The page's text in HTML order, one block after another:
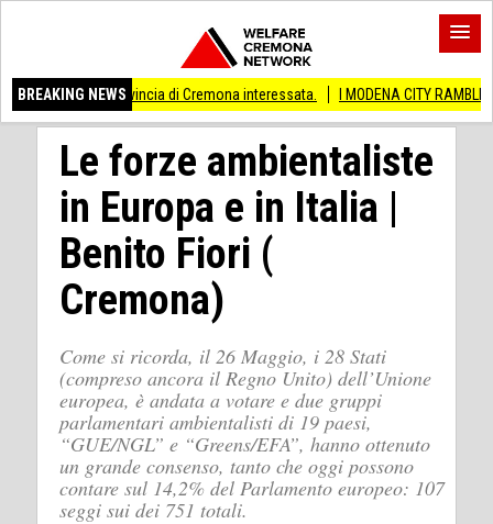
BREAKING NEWS
provincia di Cremona interessata. I MODENA CITY RAMBLERS ARRIVANO A
Le forze ambientaliste
in Europa e in Italia |
Benito Fiori (
Cremona)
Come si ricorda, il 26 Maggio, i 28 Stati
(compreso ancora il Regno Unito) dell’Unione
europea, è andata a votare e due gruppi
parlamentari ambientalisti di 19 paesi,
“GUE/NGL” e “Greens/EFA”, hanno ottenuto
un grande consenso, tanto che oggi possono
contare sul 14,2% del Parlamento europeo: 107
seggi sui dei 751 totali.